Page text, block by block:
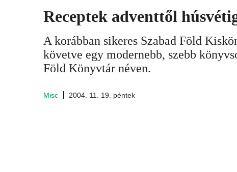
Receptek adventtől
A korábban sikeres Szabad Föld
követve egy modernebb, szebb
Föld Könyvtár néven.
Misc 2004. 11. 19. péntek